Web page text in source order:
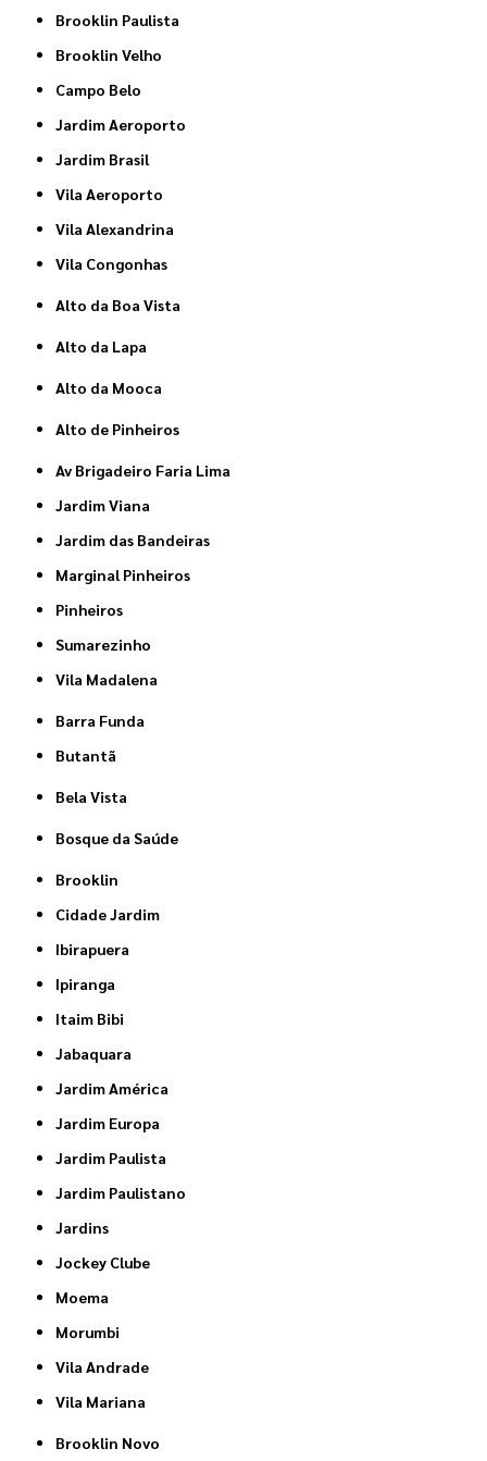
Brooklin Paulista
Brooklin Velho
Campo Belo
Jardim Aeroporto
Jardim Brasil
Vila Aeroporto
Vila Alexandrina
Vila Congonhas
Alto da Boa Vista
Alto da Lapa
Alto da Mooca
Alto de Pinheiros
Av Brigadeiro Faria Lima
Jardim Viana
Jardim das Bandeiras
Marginal Pinheiros
Pinheiros
Sumarezinho
Vila Madalena
Barra Funda
Butantã
Bela Vista
Bosque da Saúde
Brooklin
Cidade Jardim
Ibirapuera
Ipiranga
Itaim Bibi
Jabaquara
Jardim América
Jardim Europa
Jardim Paulista
Jardim Paulistano
Jardins
Jockey Clube
Moema
Morumbi
Vila Andrade
Vila Mariana
Brooklin Novo